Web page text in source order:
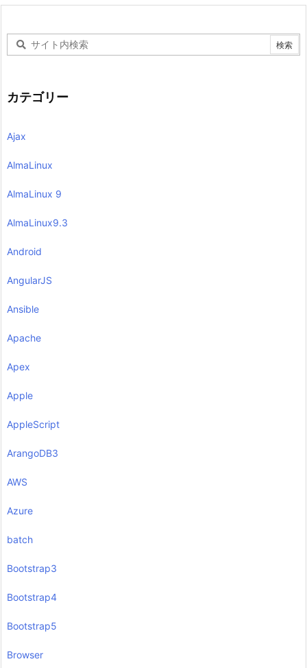
カテゴリー
Ajax
AlmaLinux
AlmaLinux 9
AlmaLinux9.3
Android
AngularJS
Ansible
Apache
Apex
Apple
AppleScript
ArangoDB3
AWS
Azure
batch
Bootstrap3
Bootstrap4
Bootstrap5
Browser